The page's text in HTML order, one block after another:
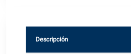
Descripción